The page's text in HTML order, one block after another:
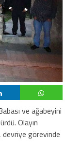
ve ağabeyini
Olayın
devriye görevinde